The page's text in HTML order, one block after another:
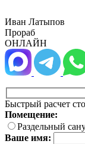
Иван Латыпов
Прораб
ОНЛАЙН
Быстрый расчет
Помещение:
Раздельный
Ваше имя: